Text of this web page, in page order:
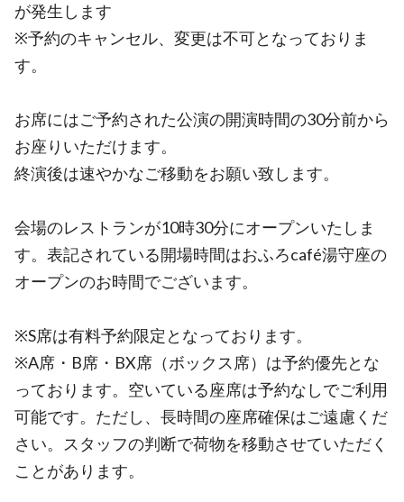
が発生します
※予約のキャンセル、変更は不可となっておりま
す。
お席にはご予約された公演の開演時間の30分前から
お座りいただけます。
終演後は速やかなご移動をお願い致します。
会場のレストランが10時30分にオープンいたしま
す。表記されている開場時間はおふろcafé湯守座の
オープンのお時間でございます。
※S席は有料予約限定となっております。
※A席・B席・BX席（ボックス席）は予約優先とな
っております。空いている座席は予約なしでご利用
可能です。ただし、長時間の座席確保はご遠慮くだ
さい。スタッフの判断で荷物を移動させていただく
ことがあります。